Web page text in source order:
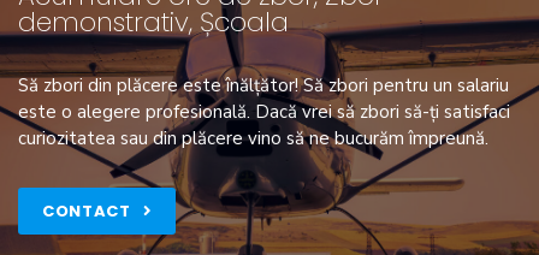
demonstrativ, Școala
Să zbori din plăcere este înălțător! Să zbori pentru un salariu
este o alegere profesională. Dacă vrei să zbori să-ți satisfaci
curiozitatea sau din plăcere vino să ne bucurăm împreună.
CONTACT